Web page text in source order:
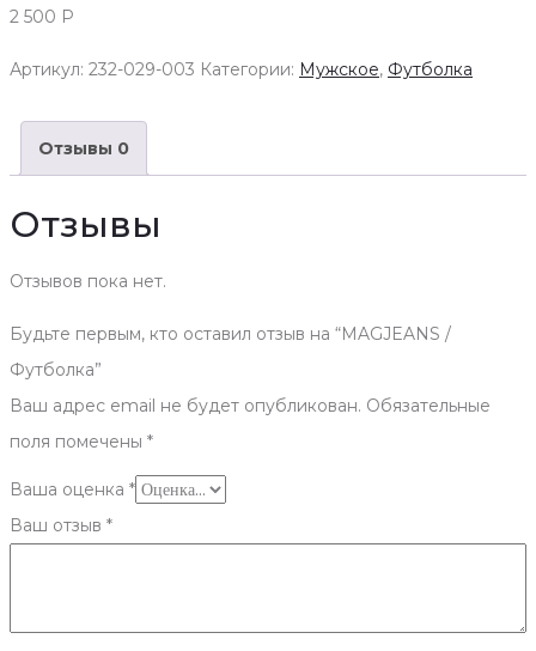
2 500 Р
Артикул: 232-029-003 Категории: Мужское, Футболка
Отзывы 0
Отзывы
Отзывов пока нет.
Будьте первым, кто оставил отзыв на “MAGJEANS /
Футболка”
Ваш адрес email не будет опубликован. Обязательные
поля помечены *
Ваша оценка *
Ваш отзыв *